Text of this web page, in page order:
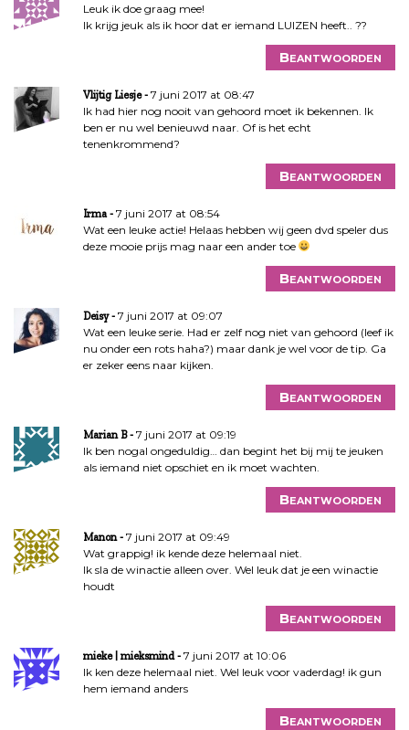
Leuk ik doe graag mee!
Ik krijg jeuk als ik hoor dat er iemand LUIZEN heeft.. ??
Beantwoorden
Vlijtig Liesje
7 juni 2017 at 08:47
Ik had hier nog nooit van gehoord moet ik bekennen. Ik
ben er nu wel benieuwd naar. Of is het echt
tenenkrommend?
Beantwoorden
Irma
7 juni 2017 at 08:54
Wat een leuke actie! Helaas hebben wij geen dvd speler dus
deze mooie prijs mag naar een ander toe
Beantwoorden
Deisy
7 juni 2017 at 09:07
Wat een leuke serie. Had er zelf nog niet van gehoord (leef ik
nu onder een rots haha?) maar dank je wel voor de tip. Ga
er zeker eens naar kijken.
Beantwoorden
Marian B
7 juni 2017 at 09:19
Ik ben nogal ongeduldig… dan begint het bij mij te jeuken
als iemand niet opschiet en ik moet wachten.
Beantwoorden
Manon
7 juni 2017 at 09:49
Wat grappig! ik kende deze helemaal niet.
Ik sla de winactie alleen over. Wel leuk dat je een winactie
houdt
Beantwoorden
mieke | mieksmind
7 juni 2017 at 10:06
Ik ken deze helemaal niet. Wel leuk voor vaderdag! ik gun
hem iemand anders
Beantwoorden